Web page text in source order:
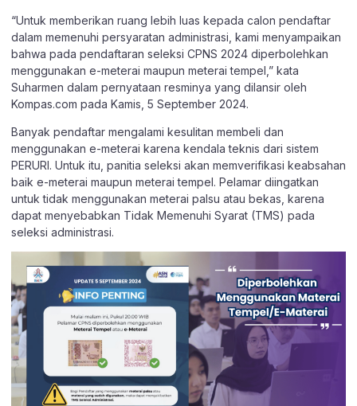
“Untuk memberikan ruang lebih luas kepada calon pendaftar
dalam memenuhi persyaratan administrasi, kami menyampaikan
bahwa pada pendaftaran seleksi CPNS 2024 diperbolehkan
menggunakan e-meterai maupun meterai tempel,” kata
Suharmen dalam pernyataan resminya yang dilansir oleh
Kompas.com pada Kamis, 5 September 2024.
Banyak pendaftar mengalami kesulitan membeli dan
menggunakan e-meterai karena kendala teknis dari sistem
PERURI. Untuk itu, panitia seleksi akan memverifikasi keabsahan
baik e-meterai maupun meterai tempel. Pelamar diingatkan
untuk tidak menggunakan meterai palsu atau bekas, karena
dapat menyebabkan Tidak Memenuhi Syarat (TMS) pada
seleksi administrasi.